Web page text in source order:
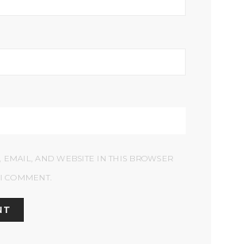
AND WEBSITE IN THIS BROWSER
COMMENT.